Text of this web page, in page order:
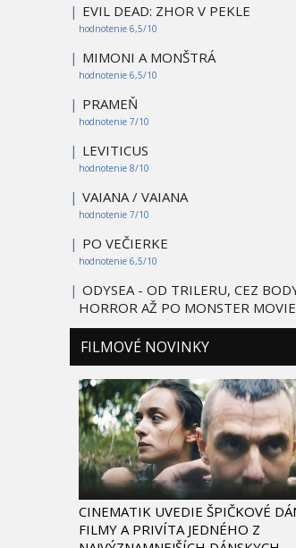
| EVIL DEAD: ZHOR V PEKLE
hodnotenie 6,5/10
| MIMONI A MONŠTRÁ
hodnotenie 6,5/10
| PRAMEŇ
hodnotenie 7/10
| LEVITICUS
hodnotenie 8/10
| VAIANA / VAIANA
hodnotenie 7/10
| PO VEČIERKE
hodnotenie 6,5/10
| ODYSEA - OD TRILERU, CEZ
HORROR AŽ PO MONSTER MOVIE
FILMOVÉ NOVINKY
CINEMATIK UVEDIE ŠPIČKOVÉ
FILMY A PRIVÍTA JEDNÉHO Z